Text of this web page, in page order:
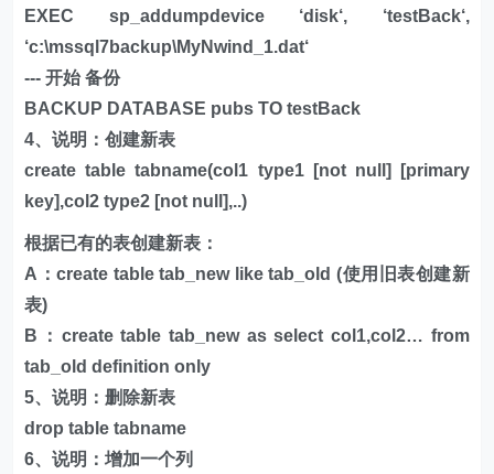
EXEC sp_addumpdevice ‘disk‘, ‘testBack‘,
‘c:\mssql7backup\MyNwind_1.dat‘
--- 开始 备份
BACKUP DATABASE pubs TO testBack
4、说明：创建新表
create table tabname(col1 type1 [not null] [primary
key],col2 type2 [not null],..)
根据已有的表创建新表：
A：create table tab_new like tab_old (使用旧表创建新
表)
B：create table tab_new as select col1,col2… from
tab_old definition only
5、说明：删除新表
drop table tabname
6、说明：增加一个列